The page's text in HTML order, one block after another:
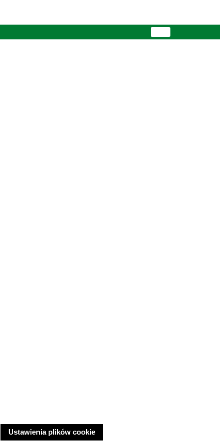
Ustawienia plików cookie